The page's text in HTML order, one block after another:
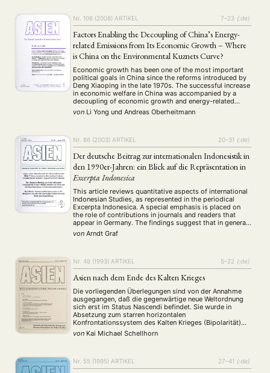
NEWS ASIEN ARBEITSKREISE VERANSTALTUNGEN EXPERTISE
ANTRAG AUF EINEN SMALL GRANT DER DGA MITGLIEDERBEREICH DIE DGA
Nr. 106 (2008) ARTIKEL 7–23 {:de}
Factors Enabling the Decoupling of China’s Energy-
related Emissions from Its Economic Growth – Where
is China on the Environmental Kuznets Curve?
Economic growth has been one of the most important
political goals in China since the reforms introduced by
Deng Xiaoping in the late 1970s. The successful increase
in economic welfare in China was accompanied by a
decoupling of economic growth and energy-related
emissions of carbon dioxide (CO2) and sulphur dioxide
(SO2). The absolute values of …
von Li Yong und Andreas Oberheitmann
Nr. 86 (2003) ARTIKEL 20–31 {:de}
Der deutsche Beitrag zur internationalen Indonesistik in
den 1990er-Jahren: ein Blick auf die Repräsentation in
Excerpta Indonesica
This article reviews quantitative aspects of international
Indonesian Studies, as represented in the periodical
Excerpta Indonesica. A special emphasis is placed on
the role of contributions in journals and readers that
appear in Germany. The findings suggest that in general
the center of international Indonesian Studies might have
shifted from Europe, and especially from the …
von Arndt Graf
Nr. 46 (1993) ARTIKEL 5–22 {:de}
Asien nach dem Ende des Kalten Krieges
Die vorliegenden Überlegungen sind von der Annahme
ausgegangen, daß die gegenwärtige neue Weltordnung
sich erst im Status Nascendi befindet. Sie wurde in
Absetzung zum starren horizontalen
Konfrontationssystem des Kalten Krieges (Bipolarität)
als hierarchisch-vertikal strukturierte Machtkonkurrenz
(Multipolarität) bestimmt. Nach der Beschreibung von
von Kai Michael Schellhorn
Nr. 55 (1995) ARTIKEL 27–41 {:de}